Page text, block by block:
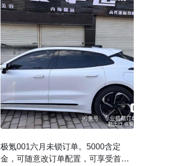
极氪001六月未锁订单。5000含定
金，可随意改订单配置，可享受首任